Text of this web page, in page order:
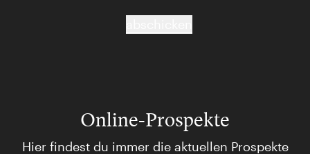
Online-Prospekte
Hier findest du immer die aktuellen Prospekte